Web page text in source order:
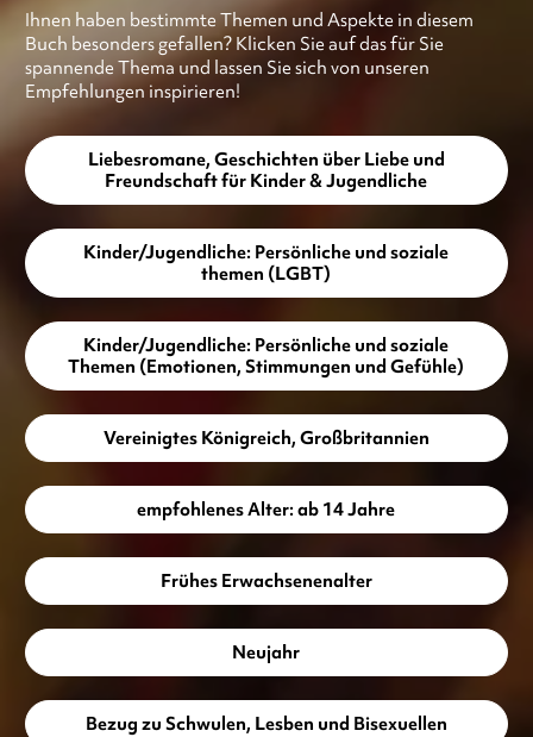
Ihnen haben bestimmte Themen und Aspekte in diesem
Buch besonders gefallen? Klicken Sie auf das für Sie
spannende Thema und lassen Sie sich von unseren
Empfehlungen inspirieren!
Liebesromane, Geschichten über Liebe und
Freundschaft für Kinder & Jugendliche
Kinder/Jugendliche: Persönliche und soziale
themen (LGBT)
Kinder/Jugendliche: Persönliche und soziale
Themen (Emotionen, Stimmungen und Gefühle)
Vereinigtes Königreich, Großbritannien
empfohlenes Alter: ab 14 Jahre
Frühes Erwachsenenalter
Neujahr
Bezug zu Schwulen, Lesben und Bisexuellen